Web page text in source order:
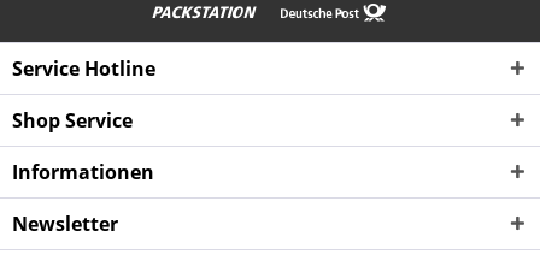
Service Hotline
Shop Service
Informationen
Newsletter